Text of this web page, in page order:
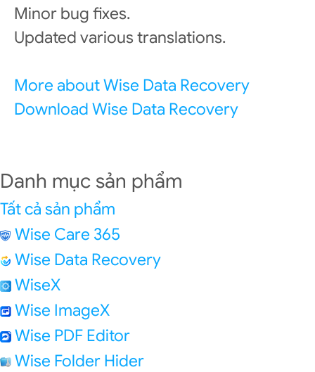
Minor bug fixes.
Updated various translations.
More about Wise Data Recovery
Download Wise Data Recovery
Danh mục sản phẩm
Tất cả sản phẩm
Wise Care 365
Wise Data Recovery
WiseX
Wise ImageX
Wise PDF Editor
Wise Folder Hider